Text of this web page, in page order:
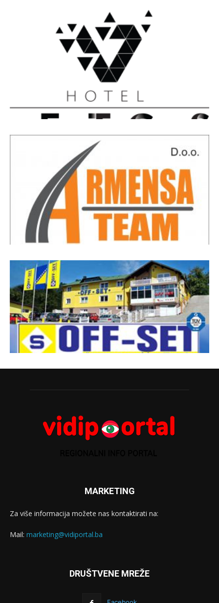
MARKETING
Za više informacija možete nas kontaktirati na:
Mail: marketing@vidiportal.ba
DRUŠTVENE MREŽE